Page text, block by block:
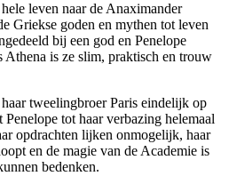
leven naar de Anaximander
Griekse goden en mythen tot leven
bij een god en Penelope
is ze slim, praktisch en trouw
tweelingbroer Paris eindelijk op
tot haar verbazing helemaal
opdrachten lijken onmogelijk, haar
en de magie van de Academie is
bedenken.